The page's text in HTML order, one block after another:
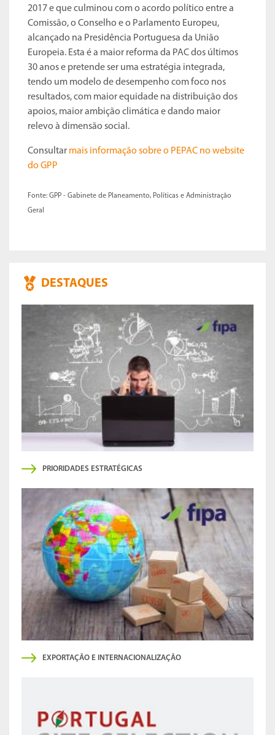
2017 e que culminou com o acordo político entre a
Comissão, o Conselho e o Parlamento Europeu,
alcançado na Presidência Portuguesa da União
Europeia. Esta é a maior reforma da PAC dos últimos
30 anos e pretende ser uma estratégia integrada,
tendo um modelo de desempenho com foco nos
resultados, com maior equidade na distribuição dos
apoios, maior ambição climática e dando maior
relevo à dimensão social.
Consultar mais informação sobre o PEPAC no website
do GPP
Fonte: GPP - Gabinete de Planeamento, Políticas e Administração
Geral
DESTAQUES
PRIORIDADES ESTRATÉGICAS
EXPORTAÇÃO E INTERNACIONALIZAÇÃO